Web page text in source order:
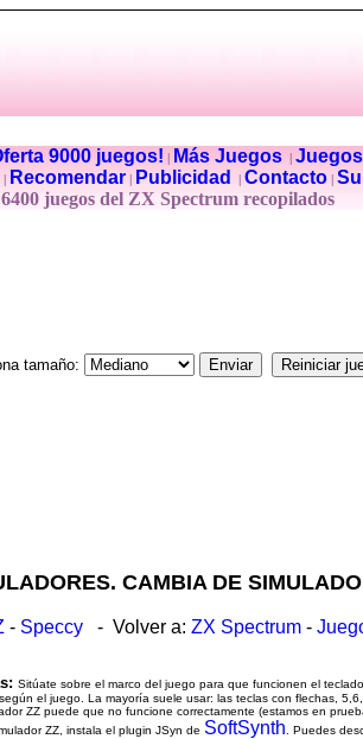
9000 juegos! Más Juegos|
Recomendar Publicidad Contacto
6400 juegos del ZX Spectrum recopilados
tamaño:
CAMBIA DE
- Speccy - Volver a: ZX Spectrum -
Sitúate sobre el marco del juego para que funcionen el teclado.
el juego. La mayoría suele usar: las teclas con flechas,
ZZ puede que no funcione correctamente (estamos en
ZZ, instala el plugin JSyn de SoftSynth . Puedes